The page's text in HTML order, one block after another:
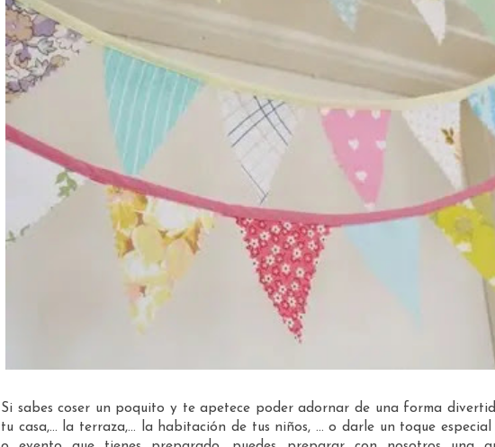
Si sabes coser un poquito y te apetece poder adornar de una forma
tu casa,... la terraza,... la habitación de tus niños, ... o darle un toque